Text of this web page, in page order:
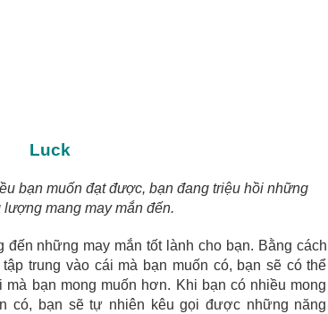
Luck
bạn muốn đạt được, bạn đang triệu hồi những
lượng mang may mắn đến.
những may mắn tốt lành cho bạn. Bằng cách
trung vào cái mà bạn muốn có, bạn sẽ có thể
bạn mong muốn hơn. Khi bạn có nhiều mong
có, bạn sẽ tự nhiên kêu gọi được những năng